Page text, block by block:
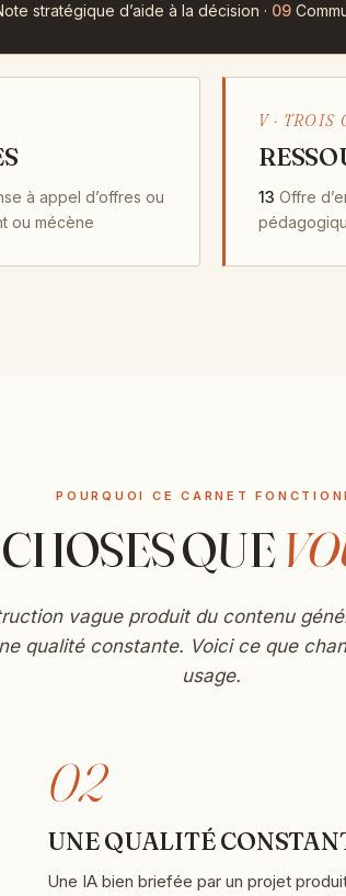
stratégique d’aide à la décision · 09
à appel d’offres ou
ou mécène
V · TROIS
13 Offre
POURQUOI CE CARNET
QUE
vague produit du contenu
qualité constante. Voici ce que
usage.
02
UNE QUALITÉ
Une IA bien briefée par un projet